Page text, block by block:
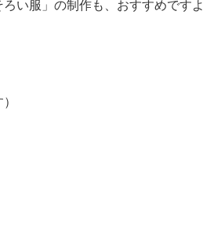
い服」の制作も、おすすめです